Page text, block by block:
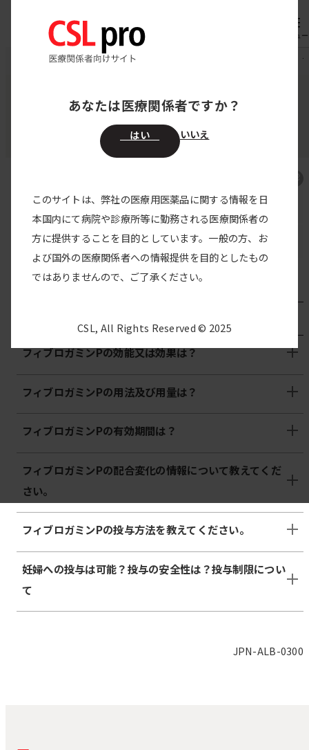
メニュー
CSL pro 製品情報 フィブロガミンP静注用 よくある質問
ヒト血漿由来乾燥血液凝固第XIII因子
フィブロガミンP静注用
フィブロガミンP TOP
よくある質問
使用期限検索
フィブロガミンPの効能又は効果は？
フィブロガミンPの用法及び用量は？
フィブロガミンPの有効期間は？
フィブロガミンPの配合変化の情報について教えてくだ
さい。
フィブロガミンPの投与方法を教えてください。
妊婦への投与は可能？投与の安全性は？投与制限につい
て
JPN-ALB-0300
あなたは医療関係者ですか？
はい いいえ
このサイトは、弊社の医療用医薬品に関する情報を日
本国内にて病院や診療所等に勤務される医療関係者の
方に提供することを目的としています。一般の方、お
よび国外の医療関係者への情報提供を目的としたもの
ではありませんので、ご了承ください。
CSL, All Rights Reserved © 2025